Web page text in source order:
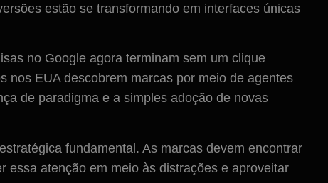
estão se transformando em interfaces únicas
no Google agora terminam sem um clique
nos EUA descobrem marcas por meio de agentes
de paradigma e a simples adoção de novas
fundamental. As marcas devem encontrar
essa atenção em meio às distrações e aproveitar